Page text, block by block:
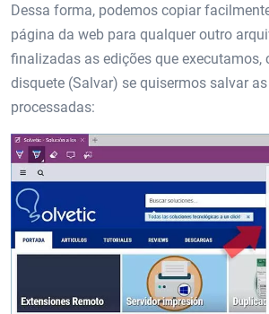
Dessa forma, podemos copiar
página da web para qualquer outro
finalizadas as edições que executamos,
disquete (Salvar) se quisermos salvar
processadas: